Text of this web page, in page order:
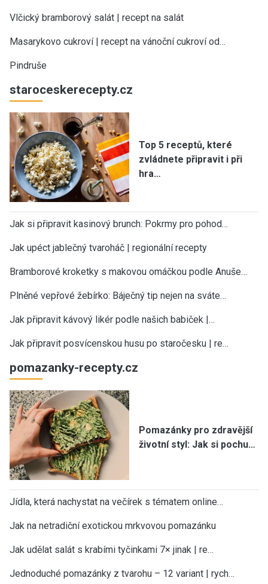
Vlčický bramborový salát | recept na salát
Masarykovo cukroví | recept na vánoční cukroví od…
Pindruše
staroceskerecepty.cz
Top 5 receptů, které
zvládnete připravit i při
hra…
Jak si připravit kasinový brunch: Pokrmy pro pohod…
Jak upéct jablečný tvaroháč | regionální recepty
Bramborové kroketky s makovou omáčkou podle Anuše…
Plněné vepřové žebírko: Báječný tip nejen na sváte…
Jak připravit kávový likér podle našich babiček |…
Jak připravit posvícenskou husu po staročesku | re…
pomazanky-recepty.cz
Pomazánky pro zdravější
životní styl: Jak si pochu…
Jídla, která nachystat na večírek s tématem online…
Jak na netradiční exotickou mrkvovou pomazánku
Jak udělat salát s krabími tyčinkami 7× jinak | re…
Jednoduché pomazánky z tvarohu – 12 variant | rych…